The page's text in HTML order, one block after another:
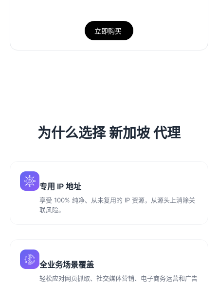
立即购买
为什么选择 新加坡 代理
专用 IP 地址
享受 100% 纯净、从未复用的 IP 资源，从源头上消除关
联风险。
全业务场景覆盖
轻松应对网页抓取、社交媒体营销、电子商务运营和广告